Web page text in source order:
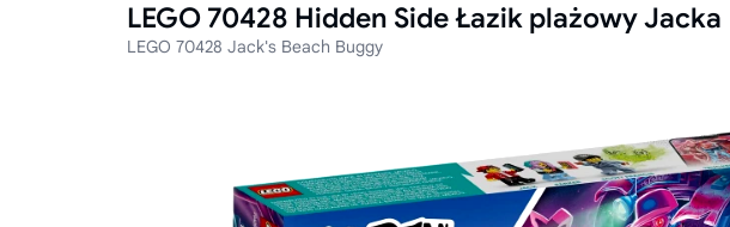
LEGO 70428 Hidden Side Łazik plażowy Jacka
LEGO 70428 Jack's Beach Buggy